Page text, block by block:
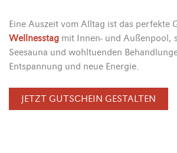
Eine Auszeit vom Alltag ist das perfekte
Wellnesstag mit Innen- und Außenpool,
Seesauna und wohltuenden
Entspannung und neue Energie.
JETZT GUTSCHEIN GESTALTEN